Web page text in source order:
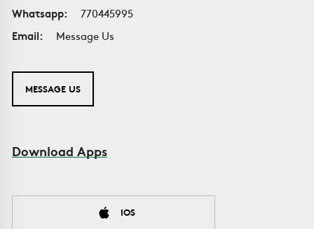
Whatsapp:
770445995
Email:
Message Us
MESSAGE US
Download Apps
IOS